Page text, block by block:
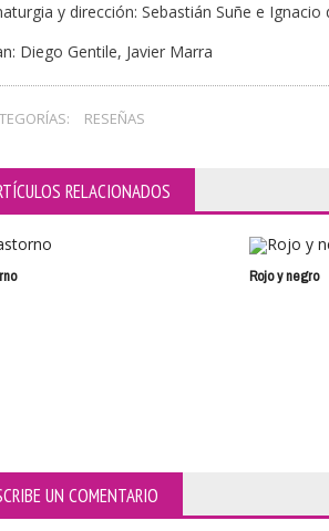
y dirección: Sebastián Suñe e Ignacio
Diego Gentile, Javier Marra
RESEÑAS
RELACIONADOS
Rojo y negro
UN COMENTARIO